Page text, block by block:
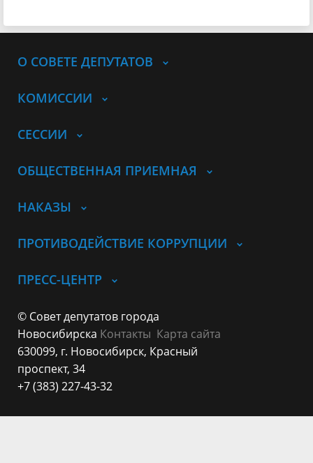
О СОВЕТЕ ДЕПУТАТОВ
КОМИССИИ
СЕССИИ
ОБЩЕСТВЕННАЯ ПРИЕМНАЯ
НАКАЗЫ
ПРОТИВОДЕЙСТВИЕ КОРРУПЦИИ
ПРЕСС-ЦЕНТР
© Совет депутатов города
Новосибирска Контакты Карта сайта
630099, г. Новосибирск, Красный
проспект, 34
+7 (383) 227-43-32